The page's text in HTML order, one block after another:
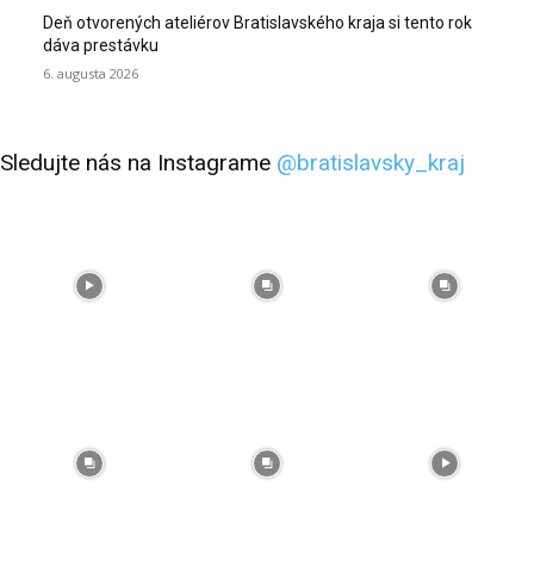
Deň otvorených ateliérov Bratislavského kraja si tento rok
dáva prestávku
6. augusta 2026
Sledujte nás na Instagrame @bratislavsky_kraj